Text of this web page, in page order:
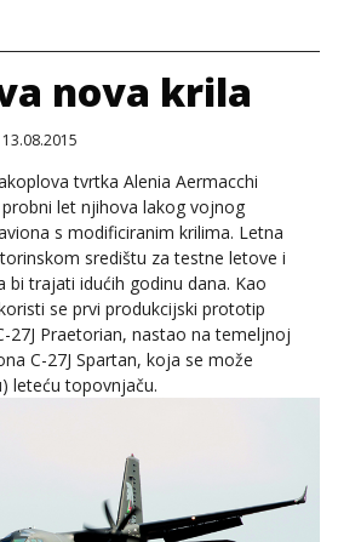
nova krila
13.08.2015
tvrtka Alenia Aermacchi
let njihova lakog vojnog
s modificiranim krilima. Letna
središtu za testne letove i
bi trajati idućih godinu dana. Kao
se prvi produkcijski prototip
27J Praetorian, nastao na temeljnoj
C-27J Spartan, koja se može
leteću topovnjaču.